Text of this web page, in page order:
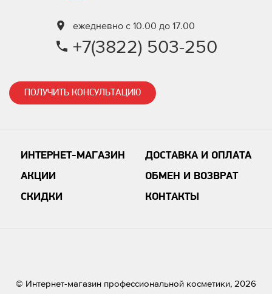
ежедневно с 10.00 до 17.00
+7(3822) 503-250
ИНТЕРНЕТ-МАГАЗИН
АКЦИИ
СКИДКИ
ДОСТАВКА И ОПЛАТА
ОБМЕН И ВОЗВРАТ
КОНТАКТЫ
ПОЛУЧИТЬ КОНСУЛЬТАЦИЮ
© Интернет-магазин профессиональной косметики, 2026